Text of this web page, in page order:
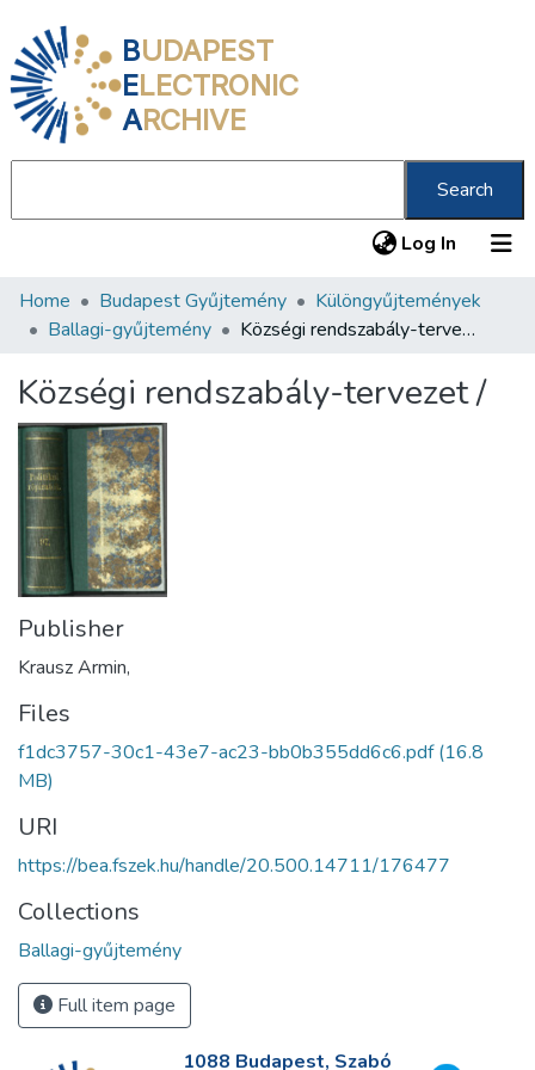
BUDAPEST
ELECTRONIC
ARCHIVE
Search
Log In (current)
Communities & Collections
Statistics
About us
Home Budapest Gyűjtemény
Különgyűjtemények
Ballagi-gyűjtemény
Községi rendszabály-tervezet /
Községi rendszabály-tervezet /
Publisher
Krausz Armin,
Files
f1dc3757-30c1-43e7-ac23-bb0b355dd6c6.pdf(16.8
MB)
URI
https://bea.fszek.hu/handle/20.500.14711/176477
Collections
Ballagi-gyűjtemény
Full item page
1088 Budapest, Szabó